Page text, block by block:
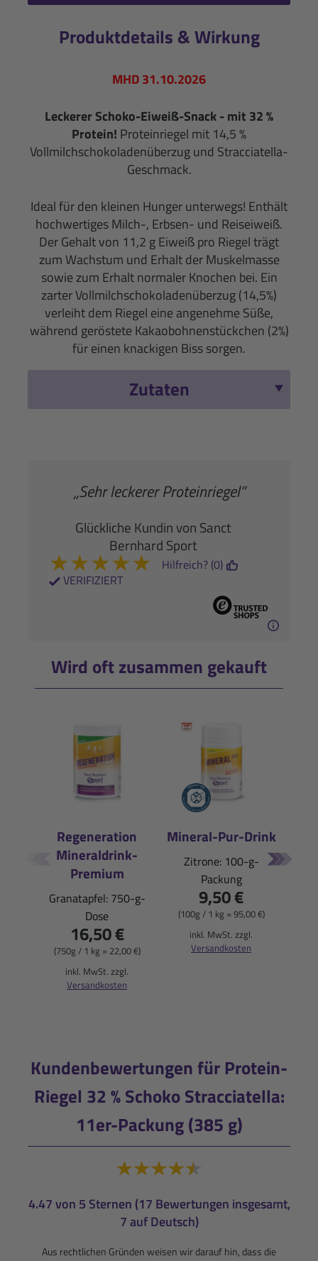
Produktdetails & Wirkung
MHD 31.10.2026
Leckerer Schoko-Eiweiß-Snack - mit 32 %
Protein! Proteinriegel mit 14,5 %
Vollmilchschokoladenüberzug und Stracciatella-
Geschmack.
Ideal für den kleinen Hunger unterwegs! Enthält
hochwertiges Milch-, Erbsen- und Reiseiweiß.
Der Gehalt von 11,2 g Eiweiß pro Riegel trägt
zum Wachstum und Erhalt der Muskelmasse
sowie zum Erhalt normaler Knochen bei. Ein
zarter Vollmilchschokoladenüberzug (14,5%)
verleiht dem Riegel eine angenehme Süße,
während geröstete Kakaobohnenstückchen (2%)
für einen knackigen Biss sorgen.
Zutaten
„Sehr leckerer Proteinriegel”
Glückliche Kundin von Sanct
Bernhard Sport
★★★★★
VERIFIZIERT
Hilfreich? (0)
Wird oft zusammen gekauft
Regeneration
Mineraldrink-
Premium
Granatapfel: 750-g-
Dose
16,50 €
(750g / 1 kg = 22,00 €)
inkl. MwSt. zzgl.
Versandkosten
Mineral-Pur-Drink
Zitrone: 100-g-
Packung
9,50 €
(100g / 1 kg = 95,00 €)
inkl. MwSt. zzgl.
Versandkosten
Kundenbewertungen für Protein-
Riegel 32 % Schoko Stracciatella:
11er-Packung (385 g)
4.47 von 5 Sternen (17 Bewertungen insgesamt,
7 auf Deutsch)
Aus rechtlichen Gründen weisen wir darauf hin, dass die